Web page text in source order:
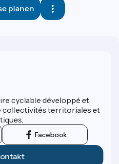
planen
cyclable développé et
collectivités territoriales et
Facebook